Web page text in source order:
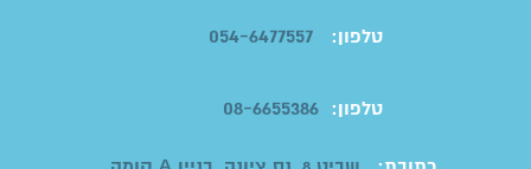
טלפון: 054-6477557
טלפון: 08-6655386